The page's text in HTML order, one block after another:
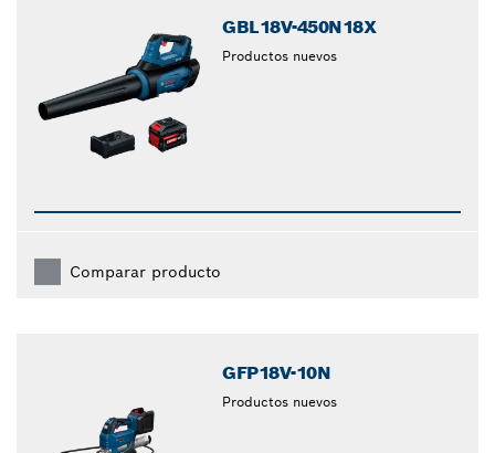
GBL18V-450N18X
Productos nuevos
Comparar producto
GFP18V-10N
Productos nuevos